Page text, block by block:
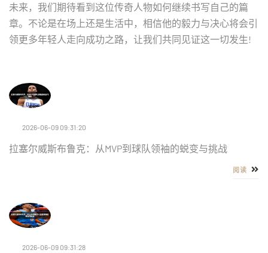
未来，我们期待看到这位传奇人物如何继续书写自己的篇
章。不论是在场上还是生活中，相信他的毅力与决心将会引
领更多年轻人走向成功之路，让我们共同见证这一切发生!
2026-06-09 09:31:20
拉塞尔威斯布鲁克：从MVP到球队领袖的蜕变与挑战
阅读
2026-06-09 09:31:28